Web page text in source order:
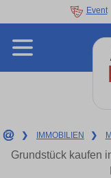
Event
❯ IMMOBILIEN ❯
Grundstück kaufen